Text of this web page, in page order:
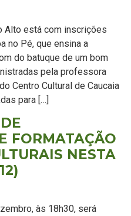
Alto está com inscrições
no Pé, que ensina a
do batuque de um bom
pela professora
Centro Cultural de Caucaia
para […]
FORMATAÇÃO
NESTA
às 18h30, será